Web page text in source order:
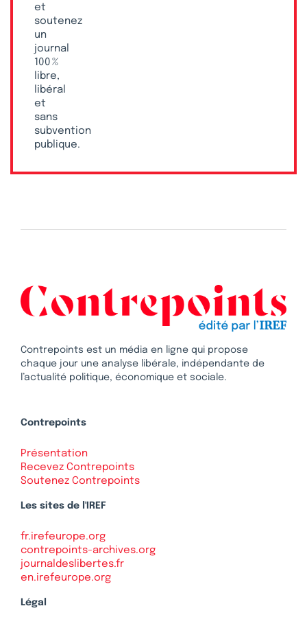
et
soutenez
un
journal
100 %
libre,
libéral
et
sans
subvention
publique.
Contrepoints est un média en ligne qui propose
chaque jour une analyse libérale, indépendante de
l’actualité politique, économique et sociale.
Contrepoints
Présentation
Recevez Contrepoints
Soutenez Contrepoints
Les sites de l'IREF
fr.irefeurope.org
contrepoints-archives.org
journaldeslibertes.fr
en.irefeurope.org
Légal